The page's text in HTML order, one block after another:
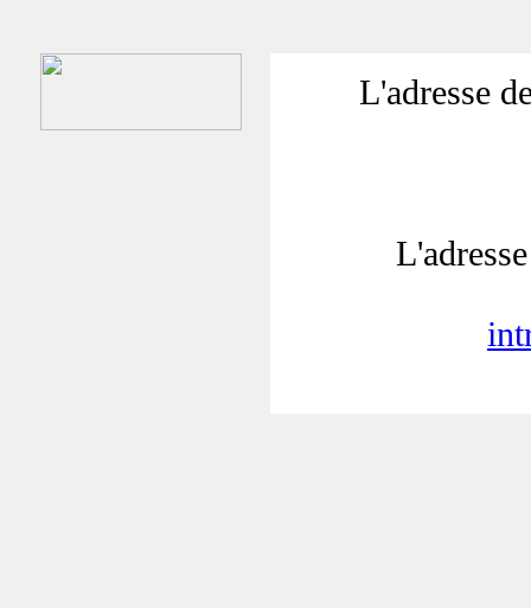
L'adresse